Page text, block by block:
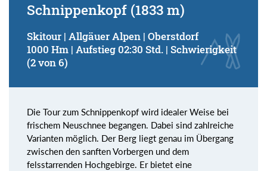
Schnippenkopf (1833 m)
Skitour | Allgäuer Alpen | Oberstdorf
1000 Hm | Aufstieg 02:30 Std. | Schwierigkeit
(2 von 6)
Die Tour zum Schnippenkopf wird idealer Weise bei
frischem Neuschnee begangen. Dabei sind zahlreiche
Varianten möglich. Der Berg liegt genau im Übergang
zwischen den sanften Vorbergen und dem
felsstarrenden Hochgebirge. Er bietet eine